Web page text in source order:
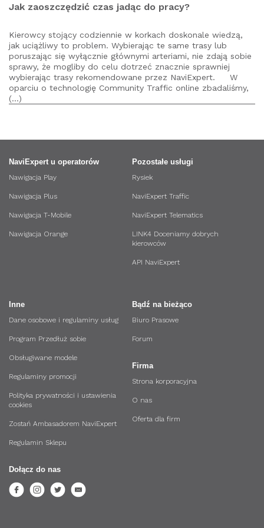
Jak zaoszczędzić czas jadąc do pracy?
Kierowcy stojący codziennie w korkach doskonale wiedzą,
jak uciążliwy to problem. Wybierając te same trasy lub
poruszając się wyłącznie głównymi arteriami, nie zdają sobie
sprawy, że mogliby do celu dotrzeć znacznie sprawniej
wybierając trasy rekomendowane przez NaviExpert. W
oparciu o technologię Community Traffic online zbadaliśmy,
(...)
NaviExpert u operatorów
Nawigacja Play
Nawigacja Plus
Nawigacja T-Mobile
Nawigacja Orange
Pozostałe usługi
Rysiek
NaviExpert Traffic
NaviExpert Telematics
LINK4 Doceniamy dobrych
kierowców
API NaviExpert
Bądź na bieżąco
Biuro Prasowe
Forum
Firma
Strona korporacyjna
O nas
Oferta dla firm
Inne
Dane osobowe i regulaminy usług
Program Przedłuż sobie
Obsługiwane modele
Regulaminy promocji
Polityka prywatności i ustawienia
cookies
Zostań Ambasadorem NaviExpert
Regulamin Sklepu
Dołącz do nas